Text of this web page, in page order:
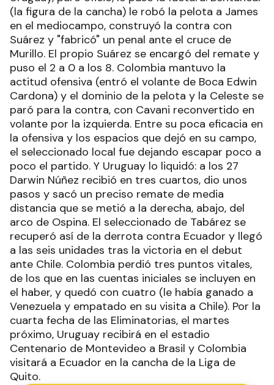
(la figura de la cancha) le robó la pelota a James
en el mediocampo, construyó la contra con
Suárez y "fabricó" un penal ante el cruce de
Murillo. El propio Suárez se encargó del remate y
puso el 2 a 0 a los 8. Colombia mantuvo la
actitud ofensiva (entró el volante de Boca Edwin
Cardona) y el dominio de la pelota y la Celeste se
paró para la contra, con Cavani reconvertido en
volante por la izquierda. Entre su poca eficacia en
la ofensiva y los espacios que dejó en su campo,
el seleccionado local fue dejando escapar poco a
poco el partido. Y Uruguay lo liquidó: a los 27
Darwin Núñez recibió en tres cuartos, dio unos
pasos y sacó un preciso remate de media
distancia que se metió a la derecha, abajo, del
arco de Ospina. El seleccionado de Tabárez se
recuperó así de la derrota contra Ecuador y llegó
a las seis unidades tras la victoria en el debut
ante Chile. Colombia perdió tres puntos vitales,
de los que en las cuentas iniciales se incluyen en
el haber, y quedó con cuatro (le había ganado a
Venezuela y empatado en su visita a Chile). Por la
cuarta fecha de las Eliminatorias, el martes
próximo, Uruguay recibirá en el estadio
Centenario de Montevideo a Brasil y Colombia
visitará a Ecuador en la cancha de la Liga de
Quito.